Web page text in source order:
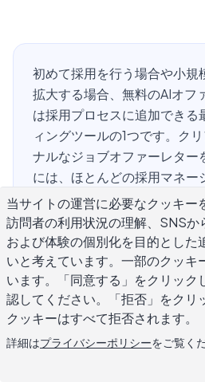
初めて採用を行う場合や小規
拡大する場合、無料のAIオフ
は採用プロセスに追加できる
ィングツールの1つです。ク
ナルなジョブオファーレター
には、ほとんどの採用マネー
り多くの時間がかかります。
確認し、職務経歴書を確認し
確にし、ウェルカムな雰囲気
していないことを約束してい
設定する必要があります。こ
てのオファーレターに必要な
応できるサンプル文言、AIジ
数分で堅牢な初期ドラフトを
び日常的なオファーを避け
当サイトの運営に必要なクッキー
訪問者の利用状況の理解、SNSか
および体験の個別化を目的とした
いと考えています。一部のクッキ
います。「同意する」をクリック
認してください。「拒否」をクリ
クッキーはすべて拒否されます。
詳細はプライバシーポリシーをご覧く